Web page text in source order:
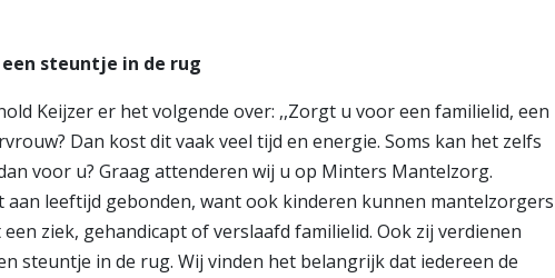
steuntje in de rug
Keijzer er het volgende over: ,,Zorgt u voor een familielid, een
Dan kost dit vaak veel tijd en energie. Soms kan het zelfs
voor u? Graag attenderen wij u op Minters Mantelzorg.
aan leeftijd gebonden, want ook kinderen kunnen mantelzorgers
ziek, gehandicapt of verslaafd familielid. Ook zij verdienen
steuntje in de rug. Wij vinden het belangrijk dat iedereen de